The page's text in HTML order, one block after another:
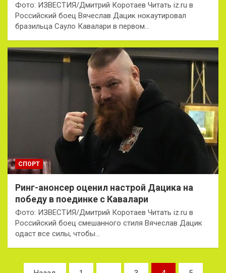
Фото: ИЗВЕСТИЯ/Дмитрий Коротаев Читать iz.ru в
Российский боец Вячеслав Дацик нокаутировал
бразильца Сауло Кавалари в первом…
СПОРТ
Ринг-анонсер оценил настрой Дацика на
победу в поединке с Кавалари
Фото: ИЗВЕСТИЯ/Дмитрий Коротаев Читать iz.ru в
Российский боец смешанного стиля Вячеслав Дацик
одаст все силы, чтобы…